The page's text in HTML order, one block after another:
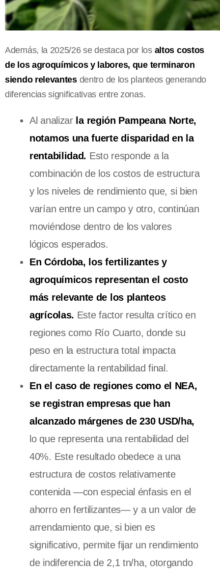
Además, la 2025/26 se destaca por los altos costos
de los agroquímicos y labores, que terminaron
siendo relevantesdentro de los planteos generando
diferencias significativas entre zonas.
Al analizar la región Pampeana Norte,
notamos una fuerte disparidad en la
rentabilidad. Esto responde a la
combinación de los costos de estructura
y los niveles de rendimiento que, si bien
varían entre un campo y otro, continúan
moviéndose dentro de los valores
lógicos esperados.
En Córdoba, los fertilizantes y
agroquímicos representan el costo
más relevante de los planteos
agrícolas. Este factor resulta crítico en
regiones como Río Cuarto, donde su
peso en la estructura total impacta
directamente la rentabilidad final.
En el caso de regiones como el NEA,
se registran empresas que han
alcanzado márgenes de 230 USD/ha,
lo que representa una rentabilidad del
40%. Este resultado obedece a una
estructura de costos relativamente
contenida —con especial énfasis en el
ahorro en fertilizantes— y a un valor de
arrendamiento que, si bien es
significativo, permite fijar un rendimiento
de indiferencia de 2,1 tn/ha, otorgando